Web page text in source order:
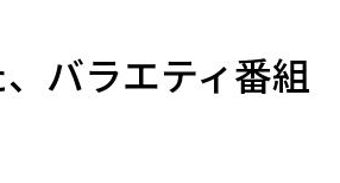
バラエティ番組